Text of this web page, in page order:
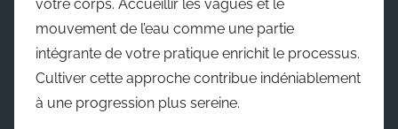
votre corps. Accueillir les vagues et le
mouvement de l’eau comme une partie
intégrante de votre pratique enrichit le processus.
Cultiver cette approche contribue indéniablement
à une progression plus sereine.